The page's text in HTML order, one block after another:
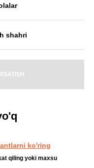
shahri
ko'ring
qiling yoki maxsu